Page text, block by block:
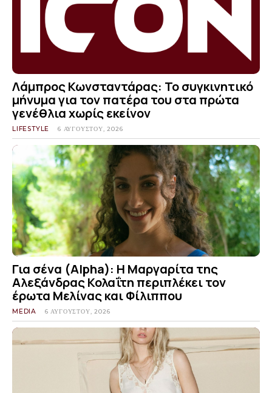
Λάμπρος Κωνσταντάρας: Το συγκινητικό
μήνυμα για τον πατέρα του στα πρώτα
γενέθλια χωρίς εκείνον
LIFESTYLE 6 ΑΥΓΟΎΣΤΟΥ, 2026
Για σένα (Alpha): Η Μαργαρίτα της
Αλεξάνδρας Κολαΐτη περιπλέκει τον
έρωτα Μελίνας και Φίλιππου
MEDIA 6 ΑΥΓΟΎΣΤΟΥ, 2026